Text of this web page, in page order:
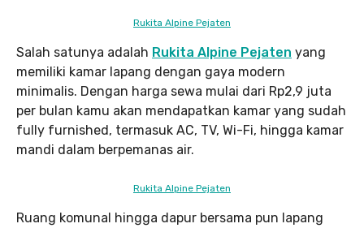
Rukita Alpine Pejaten
Salah satunya adalah Rukita Alpine Pejaten yang
memiliki kamar lapang dengan gaya modern
minimalis. Dengan harga sewa mulai dari Rp2,9 juta
per bulan kamu akan mendapatkan kamar yang sudah
fully furnished, termasuk AC, TV, Wi-Fi, hingga kamar
mandi dalam berpemanas air.
Rukita Alpine Pejaten
Ruang komunal hingga dapur bersama pun lapang